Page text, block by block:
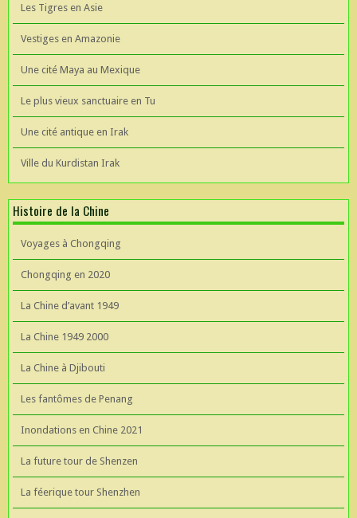
Les Tigres en Asie
Vestiges en Amazonie
Une cité Maya au Mexique
Le plus vieux sanctuaire en Tu
Une cité antique en Irak
Ville du Kurdistan Irak
Histoire de la Chine
Voyages à Chongqing
Chongqing en 2020
La Chine d’avant 1949
La Chine 1949 2000
La Chine à Djibouti
Les fantômes de Penang
Inondations en Chine 2021
La future tour de Shenzen
La féerique tour Shenzhen